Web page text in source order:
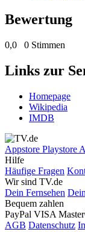
Bewertung
0,0 0 Stimmen
Links zur
Homepage
Wikipedia
IMDB
Appstore Playstore
Hilfe
Häufige Fragen
Wir sind TV.de
Dein Fernsehen
Bequem zahlen
PayPal VISA
AGB Datenschutz